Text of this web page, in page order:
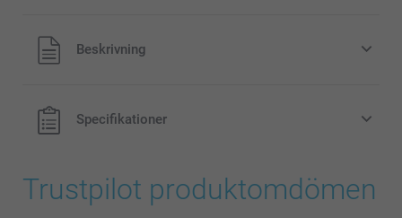
Alla priser är i svenska kronor (SEK), inklusive moms och
exklusive porto.
Beskrivning
Specifikationer
Trustpilot produktomdömen